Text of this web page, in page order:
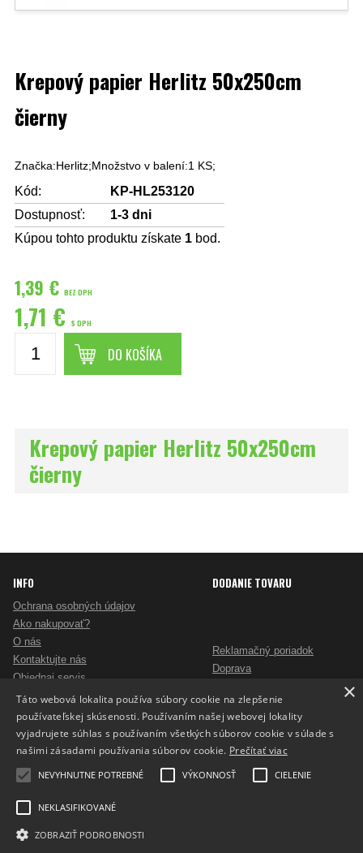
Krepový papier Herlitz 50x250cm
čierny
Značka:Herlitz;Množstvo v balení:1 KS;
Kód:
KP-HL253120
Dostupnosť:
1-3 dni
Kúpou tohto produktu získate 1 bod.
1,39 € BEZ DPH
1,71 € S DPH
DO KOŠÍKA
Krepový papier Herlitz 50x250cm
čierny
INFO DODANIE TOVARU
Ochrana osobných údajov
Ako nakupovať?
O nás
Kontaktujte nás
Objednaj servis
Pošlite mi ponuku
Ako vybrať skartovač?
Nezáväzný dopyt na reklamné predmety
Potlač reklamných predmetov
Cookies
Reklamačný poriadok
Doprava
Alternatívne riešenie sporov
Odstúpenie od zmluvy
×
Táto webová lokalita používa súbory cookie na zlepšenie
používateľskej skúsenosti. Používaním našej webovej lokality
vyjadrujete súhlas s používaním všetkých súborov cookie v súlade s
našimi zásadami používania súborov cookie. Prečítať viac
NEVYHNUTNE POTREBNÉ VÝKONNOSŤ CIELENIE
NEKLASIFIKOVANÉ
ZOBRAZIŤ PODROBNOSTI